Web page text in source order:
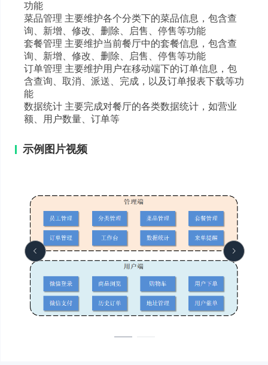
功能
菜品管理 主要维护各个分类下的菜品信息，包含查
询、新增、修改、删除、启售、停售等功能
套餐管理 主要维护当前餐厅中的套餐信息，包含查
询、新增、修改、删除、启售、停售等功能
订单管理 主要维护用户在移动端下的订单信息，包
含查询、取消、派送、完成，以及订单报表下载等功
能
数据统计 主要完成对餐厅的各类数据统计，如营业
额、用户数量、订单等
示例图片视频